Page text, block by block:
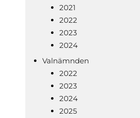
2021
2022
2023
2024
Valnämnden
2022
2023
2024
2025